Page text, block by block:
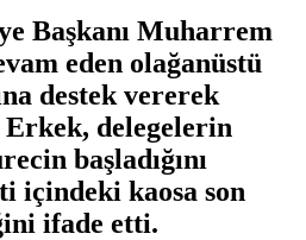
Başkanı Muharrem
eden olağanüstü
destek vererek
delegelerin
başladığını
içindeki kaosa son
ifade etti.